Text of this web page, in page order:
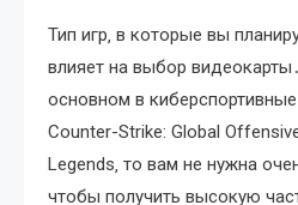
Тип игр‚ в которые вы
влияет на выбор
основном в киберспортивные
Counter-Strike: Global
Legends‚ то вам не нужна
чтобы получить высокую